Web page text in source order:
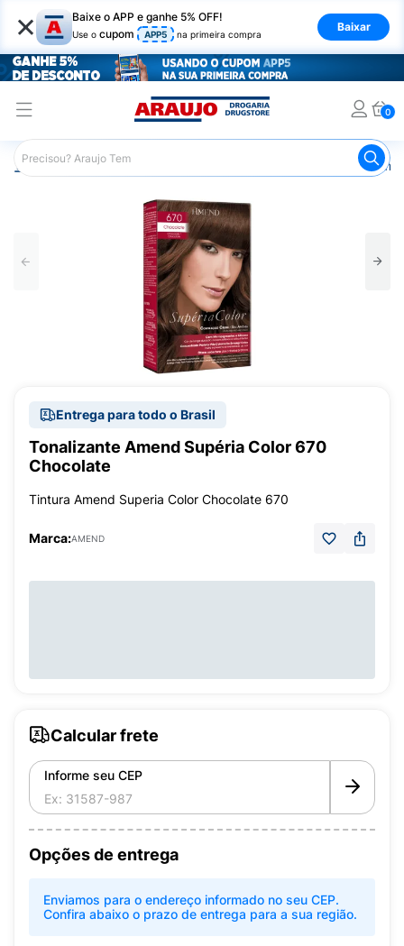
× Baixe o APP e ganhe 5% OFF!
Use o cupom APP5 na primeira compra
Baixar
0
Araujo Cabelo Coloração
Entrega para todo o Brasil
Tonalizante Amend Supéria Color 670
Chocolate
Tintura Amend Superia Color Chocolate 670
Marca:AMEND
Calcular frete
Informe seu CEP
Opções de entrega
Enviamos para o endereço informado no seu CEP.
Confira abaixo o prazo de entrega para a sua região.